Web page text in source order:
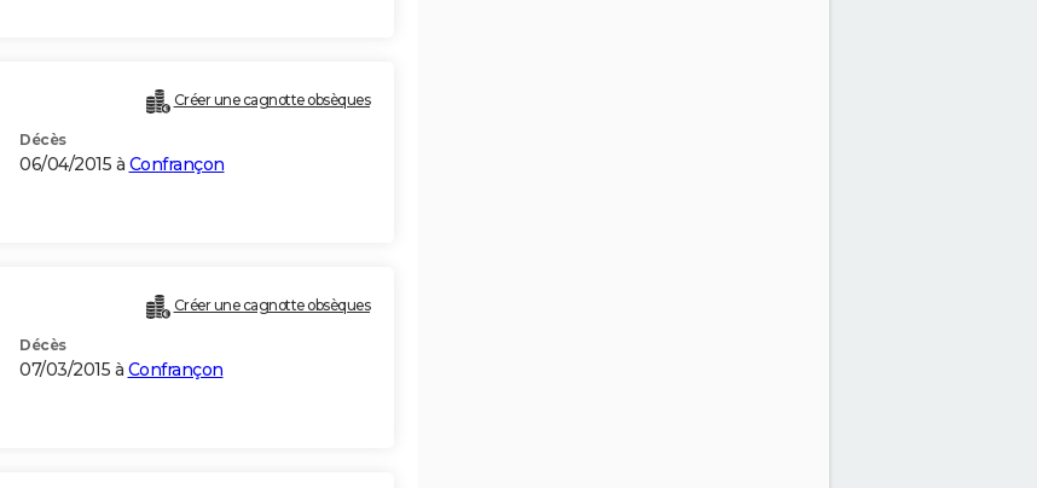
Créer une cagnotte obsèques
Décès
06/04/2015 à Confrançon
Créer une cagnotte obsèques
Décès
07/03/2015 à Confrançon